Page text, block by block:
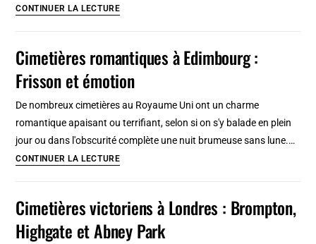
CONTINUER LA LECTURECimetière
Rome
:
romantique
mort
Cimetières romantiques à Edimbourg :
Frisson et émotion
De nombreux cimetières au Royaume Uni ont un charme
romantique apaisant ou terrifiant, selon si on s'y balade en plein
jour ou dans l'obscurité complète une nuit brumeuse sans lune.…
CONTINUER LA LECTURECimetières
Edimbourg
:
Cimetières victoriens à Londres : Brompton,
Highgate et Abney Park